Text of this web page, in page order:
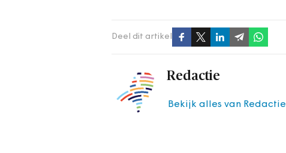
Deel dit artikel
Redactie
Bekijk alles van Redactie